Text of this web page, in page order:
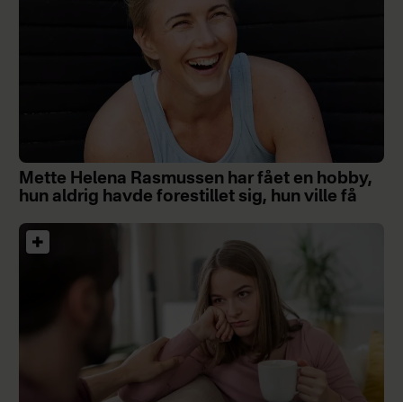
Mette Helena Rasmussen har fået en hobby,
hun aldrig havde forestillet sig, hun ville få